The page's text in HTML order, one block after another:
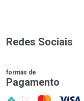
Redes Sociais
formas de
Pagamento
PIX MasterCard
VISA